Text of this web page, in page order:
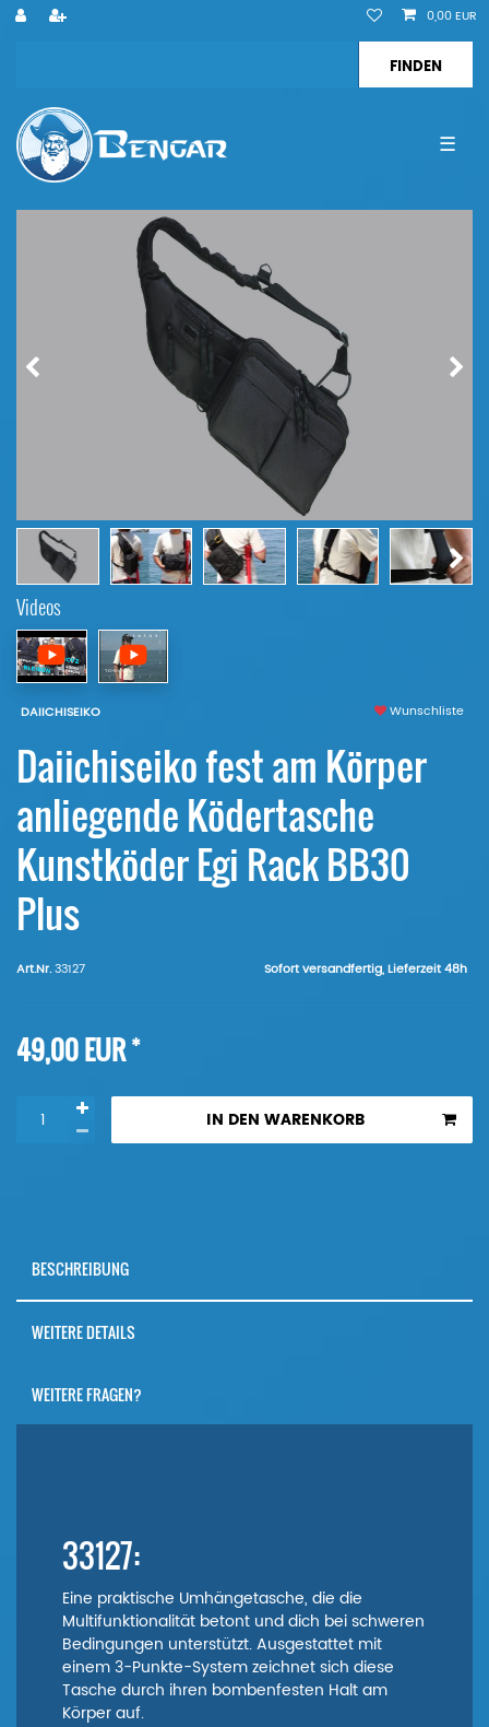
0,00 EUR
☰
Videos
DAIICHISEIKO Wunschliste
Daiichiseiko fest am Körper
anliegende Ködertasche
Kunstköder Egi Rack BB30
Plus
Art.Nr.33127 Sofort versandfertig, Lieferzeit 48h
49,00 EUR*
IN DEN WARENKORB
BESCHREIBUNG
WEITERE DETAILS
WEITERE FRAGEN?
33127:
Eine praktische Umhängetasche, die die
Multifunktionalität betont und dich bei schweren
Bedingungen unterstützt. Ausgestattet mit
einem 3-Punkte-System zeichnet sich diese
Tasche durch ihren bombenfesten Halt am
Körper auf.